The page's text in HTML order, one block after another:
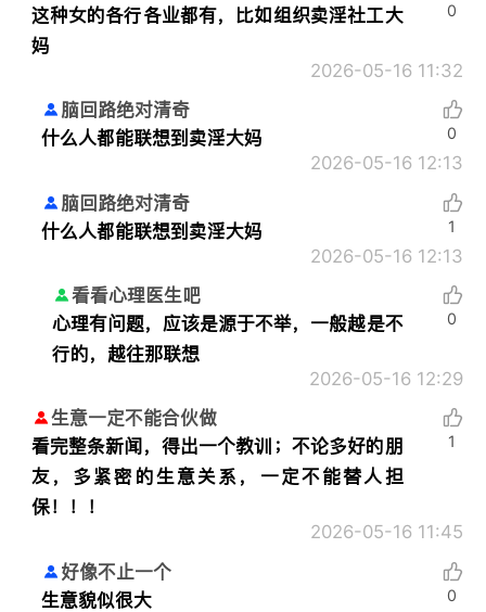
这种女的各行各业都有，比如组织卖淫社工大
妈
2026-05-16 11:32
0
脑回路绝对清奇
什么人都能联想到卖淫大妈
2026-05-16 12:13
0
脑回路绝对清奇
什么人都能联想到卖淫大妈
2026-05-16 12:13
1
看看心理医生吧
心理有问题，应该是源于不举，一般越是不
行的，越往那联想
2026-05-16 12:29
0
生意一定不能合伙做
看完整条新闻，得出一个教训；不论多好的朋
友，多紧密的生意关系，一定不能替人担
保！！！
2026-05-16 11:45
1
好像不止一个
生意貌似很大
0